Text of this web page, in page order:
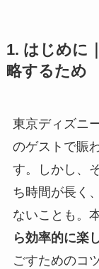
1. はじめに
略するため
東京ディズニ
のゲストで賑
す。しかし、
ち時間が長く
ないことも。
ら効率的に楽
ごすためのコ